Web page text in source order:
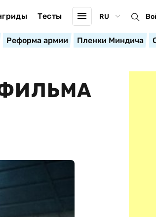
Тесты RU
Реформа армии Пленки Миндича